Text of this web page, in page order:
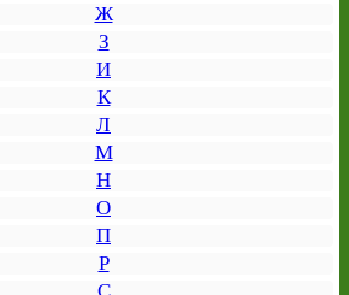
Ж
З
И
К
Л
М
Н
О
П
Р